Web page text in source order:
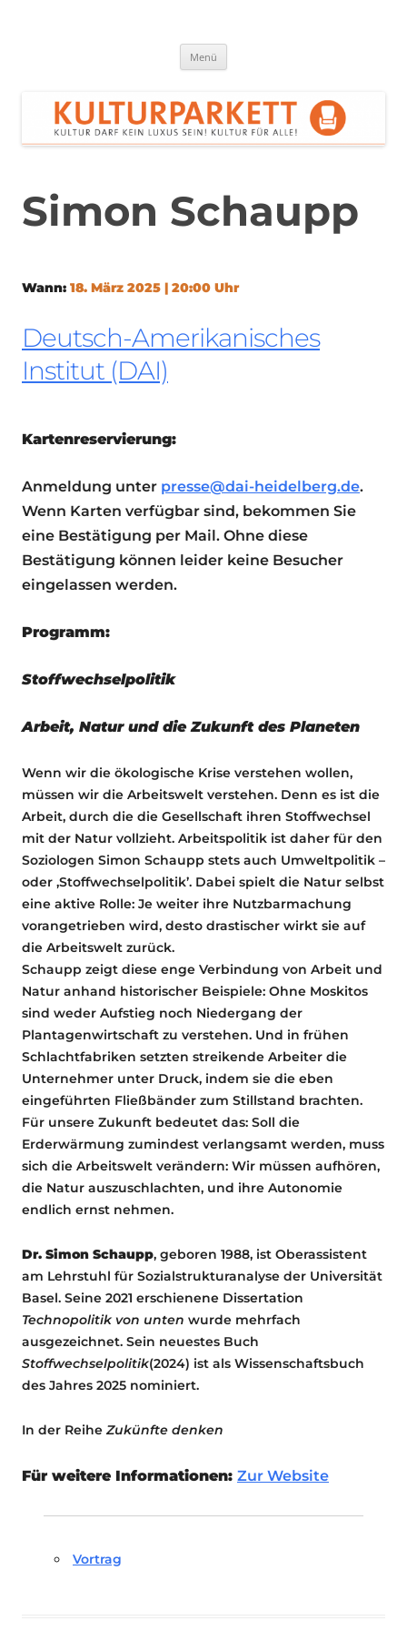
Menü
Simon Schaupp
Wann: 18. März 2025 | 20:00 Uhr
Deutsch-Amerikanisches
Institut (DAI)
Kartenreservierung:
Anmeldung unter presse@dai-heidelberg.de.
Wenn Karten verfügbar sind, bekommen Sie
eine Bestätigung per Mail. Ohne diese
Bestätigung können leider keine Besucher
eingelassen werden.
Programm:
Stoffwechselpolitik
Arbeit, Natur und die Zukunft des Planeten
Wenn wir die ökologische Krise verstehen wollen,
müssen wir die Arbeitswelt verstehen. Denn es ist die
Arbeit, durch die die Gesellschaft ihren Stoffwechsel
mit der Natur vollzieht. Arbeitspolitik ist daher für den
Soziologen Simon Schaupp stets auch Umweltpolitik –
oder ‚Stoffwechselpolitik’. Dabei spielt die Natur selbst
eine aktive Rolle: Je weiter ihre Nutzbarmachung
vorangetrieben wird, desto drastischer wirkt sie auf
die Arbeitswelt zurück.
Schaupp zeigt diese enge Verbindung von Arbeit und
Natur anhand historischer Beispiele: Ohne Moskitos
sind weder Aufstieg noch Niedergang der
Plantagenwirtschaft zu verstehen. Und in frühen
Schlachtfabriken setzten streikende Arbeiter die
Unternehmer unter Druck, indem sie die eben
eingeführten Fließbänder zum Stillstand brachten.
Für unsere Zukunft bedeutet das: Soll die
Erderwärmung zumindest verlangsamt werden, muss
sich die Arbeitswelt verändern: Wir müssen aufhören,
die Natur auszuschlachten, und ihre Autonomie
endlich ernst nehmen.
Dr. Simon Schaupp, geboren 1988, ist Oberassistent
am Lehrstuhl für Sozialstrukturanalyse der Universität
Basel. Seine 2021 erschienene Dissertation
Technopolitik von unten wurde mehrfach
ausgezeichnet. Sein neuestes Buch
Stoffwechselpolitik(2024) ist als Wissenschaftsbuch
des Jahres 2025 nominiert.
In der Reihe Zukünfte denken
Für weitere Informationen: Zur Website
Vortrag